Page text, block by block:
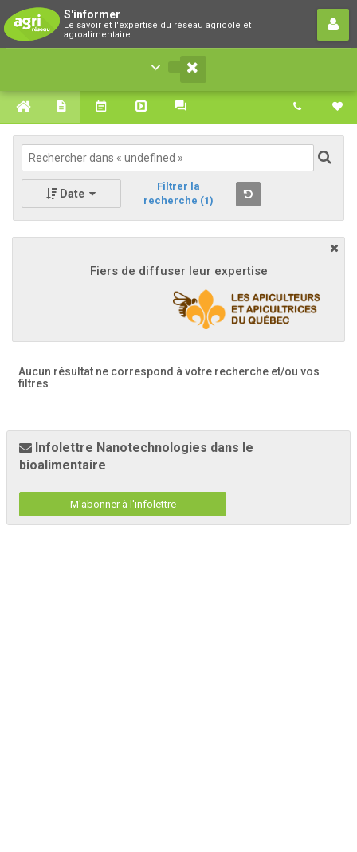
S'informer
Le savoir et l'expertise du réseau agricole et
agroalimentaire
Le savoir et l'expertise du réseau agricole et
agroalimentaire
Date
Filtrer la
recherche (1)
Fiers de diffuser leur expertise
Aucun résultat ne correspond à votre recherche et/ou vos
filtres
Infolettre Nanotechnologies dans le
bioalimentaire
M'abonner à l'infolettre